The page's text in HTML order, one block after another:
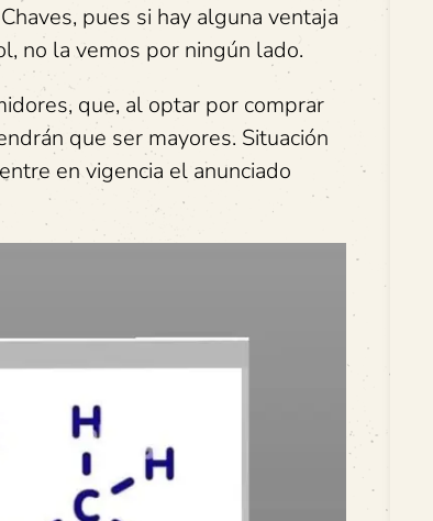
pues si hay alguna ventaja
no la vemos por ningún lado.
que, al optar por comprar
que ser mayores. Situación
en vigencia el anunciado